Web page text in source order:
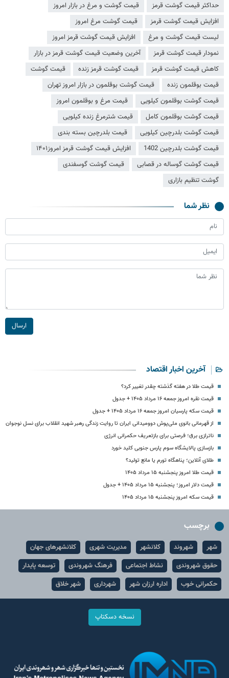
حداکثر قیمت گوشت قرمز
قیمت گوشت و مرغ در بازار امروز
افزایش قیمت گوشت قرمز
قیمت گوشت مرغ امروز
لیست قیمت گوشت و مرغ
افزایش قیمت گوشت قرمز امروز
نمودار قیمت گوشت قرمز
آخرین وضعیت قیمت گوشت قرمز در بازار
کاهش قیمت گوشت قرمز
قیمت گوشت قرمز زنده
قیمت گوشت
قیمت بوقلمون زنده
قیمت گوشت بوقلمون در بازار امروز تهران
قیمت گوشت بوقلمون کیلویی
قیمت مرغ و بوقلمون امروز
قیمت گوشت بوقلمون کامل
قیمت شترمرغ زنده کیلویی
قیمت گوشت بلدرچین کیلویی
قیمت بلدرچین بسته بندی
قیمت گوشت بلدرچین 1402
افزایش قیمت گوشت قرمز امروز۱۴۰۱
قیمت گوشت گوساله در قصابی
قیمت گوشت گوسفندی
گوشت تنظیم بازاری
نظر شما
ارسال
آخرین اخبار اقتصاد
قیمت طلا در هفته گذشته چقدر تغییر کرد؟
قیمت نقره امروز جمعه ۱۶ مرداد ۱۴۰۵ + جدول
قیمت سکه پارسیان امروز جمعه ۱۶ مرداد ۱۴۰۵ + جدول
از قهرمانی بانوی ملی‌پوش دوومیدانی ایران تا روایت زندگی رهبر شهید انقلاب برای نسل نوجوان
ناترازی برق؛ فرصتی برای بازتعریف حکمرانی انرژی
بازسازی پالایشگاه سوم پارس جنوبی کلید خورد
طلای آنلاین؛ پناهگاه تورم یا مانع تولید؟
قیمت طلا امروز پنجشنبه ۱۵ مرداد ۱۴۰۵
قیمت دلار امروز؛ پنجشنبه ۱۵ مرداد ۱۴۰۵ + جدول
قیمت سکه امروز پنجشنبه ۱۵ مرداد ۱۴۰۵
برچسب
شهر شهروند کلانشهر مدیریت شهری
کلانشهرهای جهان
حقوق شهروندی
نشاط اجتماعی فرهنگ شهروندی
توسعه پایدار
حکمرانی خوب
اداره ارزان شهر شهرداری شهر خلاق
نسخه دسکتاپ